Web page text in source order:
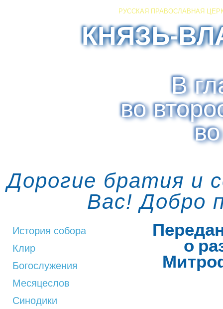
РУССКАЯ ПРАВОСЛАВНАЯ
КНЯЗЬ-
В
во
Дорогие братия и
Вас! Добро
История собора
Клир
Богослужения
Месяцеслов
Синодики
о